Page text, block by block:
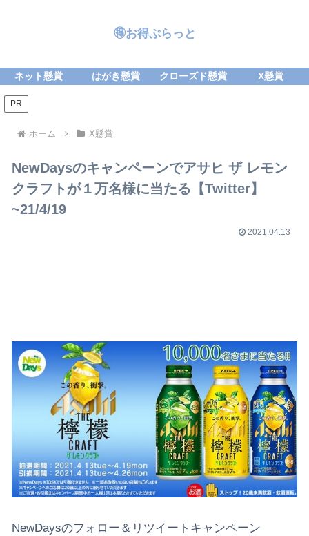
🉐お得ぷらっと
ネット懸賞 はがき懸賞 クローズド懸賞 X懸賞
PR
ホーム X懸賞
NewDaysのキャンペーンでアサヒ ザ レモン
クラフトが１万名様に当たる【Twitter】
~21/4/19
2021.04.13
NewDaysのフォロー＆リツイートキャンペーン